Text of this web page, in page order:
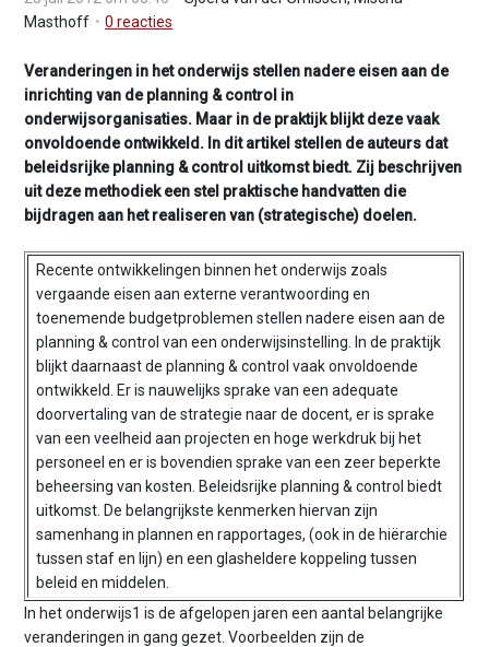
v
g
a
t
o
n
J
m
Masthoff
0 reacties
Veranderingen in het onderwijs stellen nadere eisen aan de
inrichting van de planning & control in
onderwijsorganisaties. Maar in de praktijk blijkt deze vaak
onvoldoende ontwikkeld. In dit artikel stellen de auteurs dat
beleidsrijke planning & control uitkomst biedt. Zij beschrijven
uit deze methodiek een stel praktische handvatten die
bijdragen aan het realiseren van (strategische) doelen.
Recente ontwikkelingen binnen het onderwijs zoals
vergaande eisen aan externe verantwoording en
toenemende budgetproblemen stellen nadere eisen aan de
planning & control van een onderwijsinstelling. In de praktijk
blijkt daarnaast de planning & control vaak onvoldoende
ontwikkeld. Er is nauwelijks sprake van een adequate
doorvertaling van de strategie naar de docent, er is sprake
van een veelheid aan projecten en hoge werkdruk bij het
personeel en er is bovendien sprake van een zeer beperkte
beheersing van kosten. Beleidsrijke planning & control biedt
uitkomst. De belangrijkste kenmerken hiervan zijn
samenhang in plannen en rapportages, (ook in de hiërarchie
tussen staf en lijn) en een glasheldere koppeling tussen
beleid en middelen.
In het onderwijs1 is de afgelopen jaren een aantal belangrijke
veranderingen in gang gezet. Voorbeelden zijn de